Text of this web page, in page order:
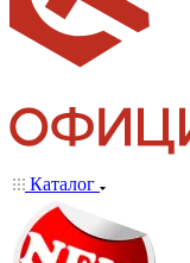
Каталог